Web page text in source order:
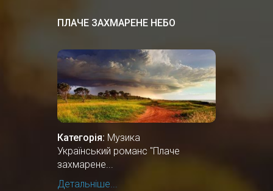
ПЛАЧЕ ЗАХМАРЕНЕ НЕБО
Категорія: Музика
Український романс "Плаче
захмарене...
Детальніше...